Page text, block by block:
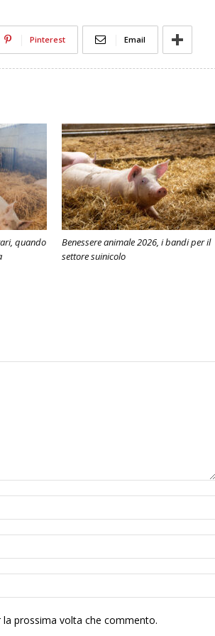
Pinterest Email
quando
Benessere animale 2026, i bandi per il
settore suinicolo
prossima volta che commento.